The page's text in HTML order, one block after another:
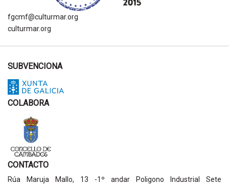
fgcmf@culturmar.org
culturmar.org
SUBVENCIONA
COLABORA
CONTACTO
Rúa Maruja Mallo, 13 -1º andar Poligono Industrial Sete